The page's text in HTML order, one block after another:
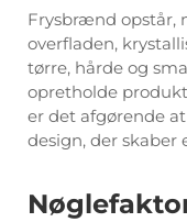
Frysbrænd opstår,
overfladen,
tørre, hårde og
opretholde
er det afgørende
design, der